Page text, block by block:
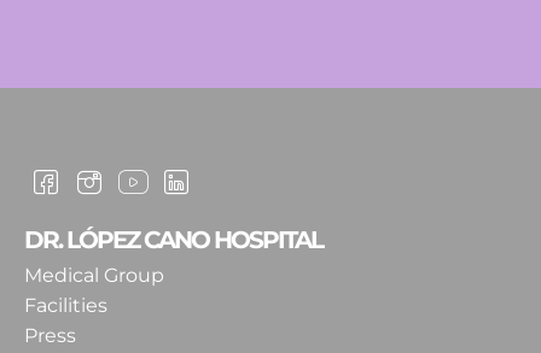
DR. LÓPEZ CANO HOSPITAL
Medical Group
Facilities
Press